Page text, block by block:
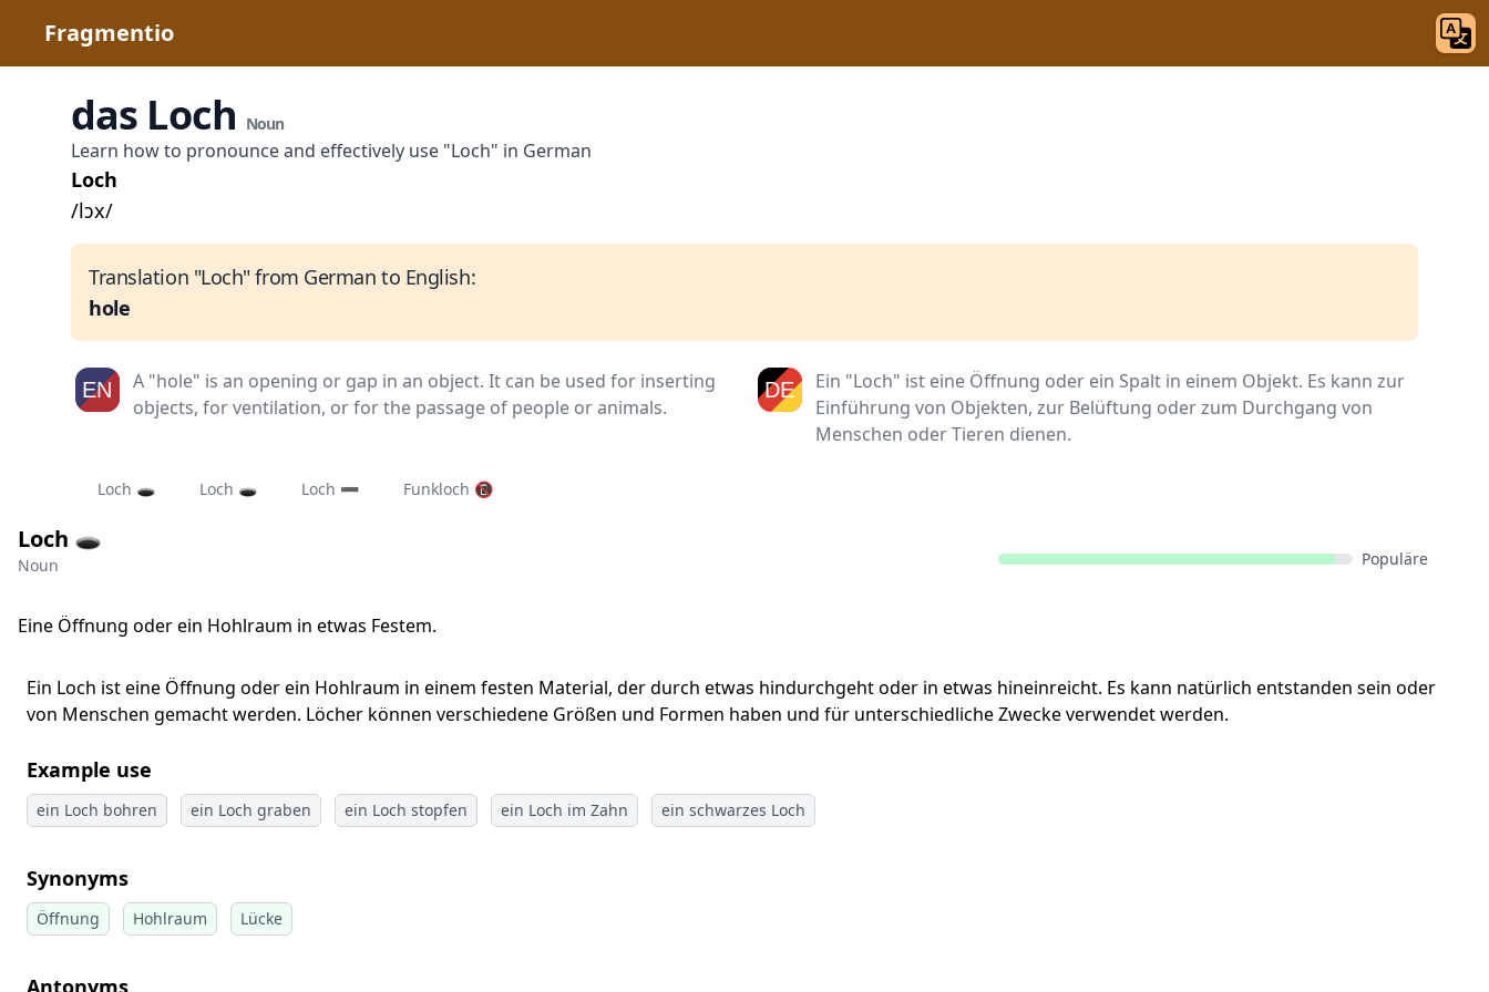
Fragmentio
das Loch Noun
Learn how to pronounce and effectively use "Loch" in German
Loch
/lɔx/
Translation "Loch" from German to English:
hole
A "hole" is an opening or gap in an object. It can be used for inserting
objects, for ventilation, or for the passage of people or animals.
Ein "Loch" ist eine Öffnung oder ein Spalt in einem Objekt. Es kann zur
Einführung von Objekten, zur Belüftung oder zum Durchgang von
Menschen oder Tieren dienen.
Loch 🕳️ Loch 🕳️ Loch ➖ Funkloch 📵
Loch 🕳️
Noun Populäre
Eine Öffnung oder ein Hohlraum in etwas Festem.
Ein Loch ist eine Öffnung oder ein Hohlraum in einem festen Material, der durch etwas hindurchgeht oder in etwas hineinreicht. Es kann natürlich entstanden sein oder
von Menschen gemacht werden. Löcher können verschiedene Größen und Formen haben und für unterschiedliche Zwecke verwendet werden.
Example use
ein Loch bohren ein Loch graben ein Loch stopfen ein Loch im Zahn ein schwarzes Loch
Synonyms
Öffnung Hohlraum Lücke
Antonyms